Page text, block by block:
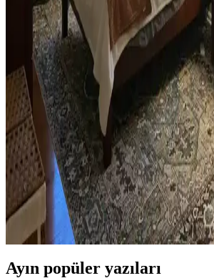
Yan sehpa boyamada renk seçimi, mobilya ve
açısından önemlidir. Koyu tonlar, sıcak
görünümü seçenekleriyle estetik sonuçlar elde
Ev Kütüphanesi Yenileme: Renk,
Konforun Dengeli Buluşması
Ev kütüphanesi yenilemesinde renklerin
dekoratif öğeler ve konforlu mobilyalar ön
ve raf düzeni mekânın atmosferini
Yatak Odası Düzeni ve
Yerleşim ve Tasarım İpuçları
Yatak odasında doğru mobilya yerleşimi,
ve kişisel dokunuşlarla mekanın fonksiyonelliği
Bu ipuçlarıyla odanız daha dengeli ve sıcak
Ayın popüler yazıları